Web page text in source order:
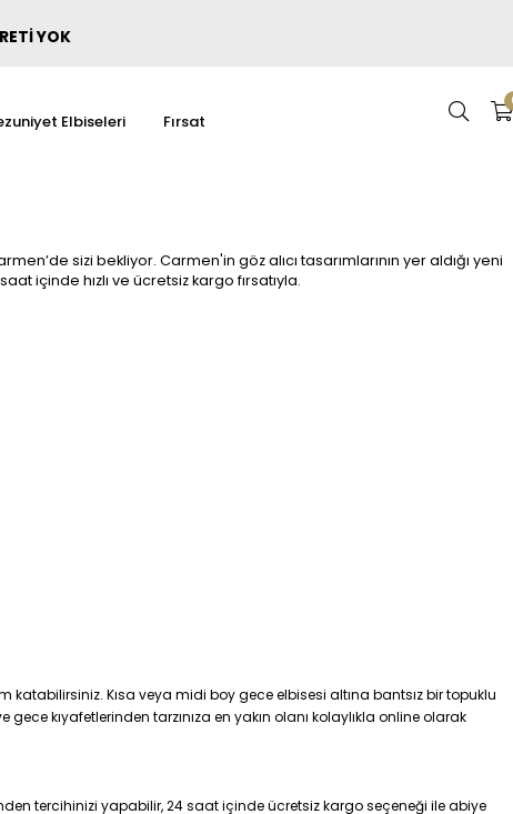
YOK
Elbiseleri Fırsat
sizi bekliyor. Carmen'in göz alıcı tasarımlarının yer aldığı yeni
içinde hızlı ve ücretsiz kargo fırsatıyla.
Kısa veya midi boy gece elbisesi altına bantsız bir topuklu
kıyafetlerinden tarzınıza en yakın olanı kolaylıkla online olarak
tercihinizi yapabilir, 24 saat içinde ücretsiz kargo seçeneği ile abiye